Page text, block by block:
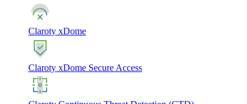
Claroty xDome
Claroty xDome Secure Access